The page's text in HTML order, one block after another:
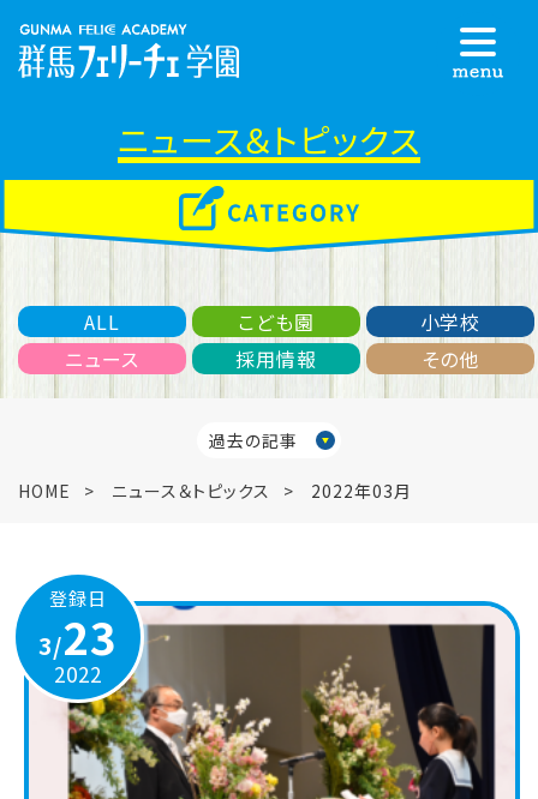
ニュース＆トピックス
ALL こども園
小学校
ニュース
採用情報 その他
HOME ニュース＆トピックス 2022年03月
過去の記事
登録日
3/23
2022